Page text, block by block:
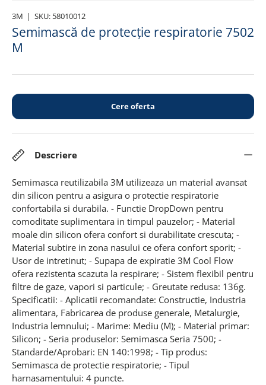
3M | SKU: 58010012
Semimască de protecție respiratorie 7502
M
Cere oferta
Descriere
Semimasca reutilizabila 3M utilizeaza un material avansat
din silicon pentru a asigura o protectie respiratorie
confortabila si durabila. - Functie DropDown pentru
comoditate suplimentara in timpul pauzelor; - Material
moale din silicon ofera confort si durabilitate crescuta; -
Material subtire in zona nasului ce ofera confort sporit; -
Usor de intretinut; - Supapa de expiratie 3M Cool Flow
ofera rezistenta scazuta la respirare; - Sistem flexibil pentru
filtre de gaze, vapori si particule; - Greutate redusa: 136g.
Specificatii: - Aplicatii recomandate: Constructie, Industria
alimentara, Fabricarea de produse generale, Metalurgie,
Industria lemnului; - Marime: Mediu (M); - Material primar:
Silicon; - Seria produselor: Semimasca Seria 7500; -
Standarde/Aprobari: EN 140:1998; - Tip produs:
Semimasca de protectie respiratorie; - Tipul
harnasamentului: 4 puncte.